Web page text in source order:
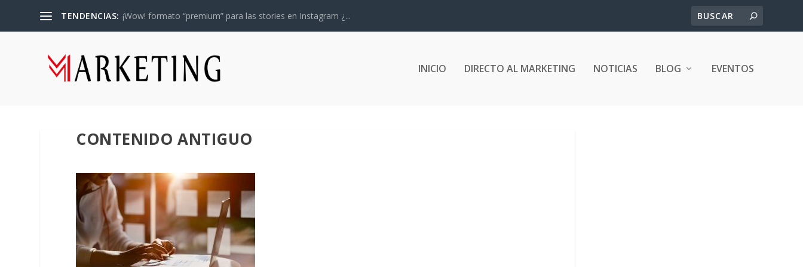
TENDENCIAS: ¡Wow! formato “premium” para las stories en Instagram ¿...
INICIO DIRECTO AL MARKETING NOTICIAS BLOG EVENTOS
CONTENIDO ANTIGUO